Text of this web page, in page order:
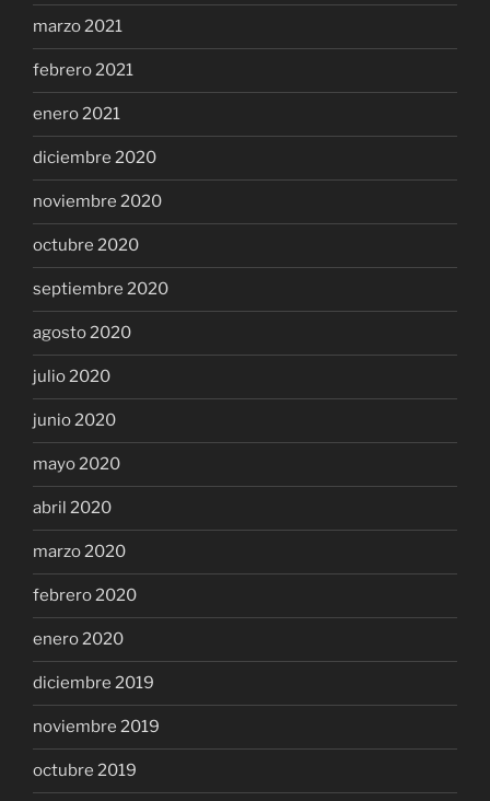
marzo 2021
febrero 2021
enero 2021
diciembre 2020
noviembre 2020
octubre 2020
septiembre 2020
agosto 2020
julio 2020
junio 2020
mayo 2020
abril 2020
marzo 2020
febrero 2020
enero 2020
diciembre 2019
noviembre 2019
octubre 2019